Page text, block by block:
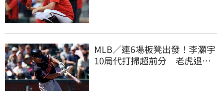
MLB／連6場板凳出發！李灝宇
10局代打掃超前分 老虎退巨